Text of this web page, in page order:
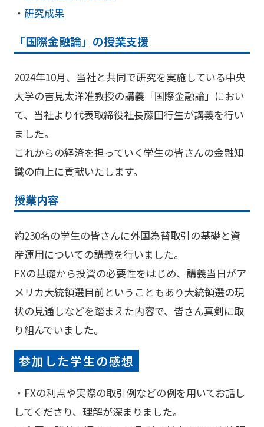
・ 研究成果
「国際金融論」の授業支援
2024年10月、当社と共同で研究を実施している中央
大学の吉見太洋准教授の講義「国際金融論」におい
て、当社より代表取締役社長藤田行生が講義を行い
ました。
これからの経済を担っていく学生の皆さんの金融知
識の向上に貢献いたします。
授業内容
約230名の学生の皆さんに外国為替取引の基礎と資
産運用についての講義を行いました。
FXの基礎から投資の必要性をはじめ、講義当日がア
メリカ大統領選目前ということもあり大統領選の現
状の見通しなどを踏まえた内容で、皆さん真剣に取
り組んでいました。
参加した学生の感想
・FXの利点や実際の取引例などの例を用いてお話し
してくださり、理解が深まりました。